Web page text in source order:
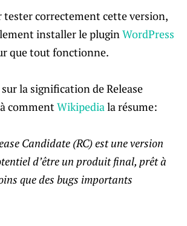
tester correctement cette version,
installer le pluginWordPress
que tout fonctionne.
la signification de Release
commentWikipediala résume:
Candidate (RC) est une version
d’être un produit final, prêt à
que des bugs importants